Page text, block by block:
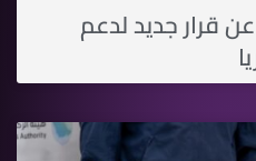
قرار جديد لدعم